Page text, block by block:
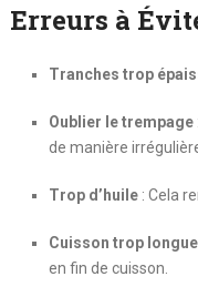
Erreurs à
Tranches trop
Oublier le trempage
de manière
Trop d’huile: Cela
Cuisson trop longue
en fin de cuisson.